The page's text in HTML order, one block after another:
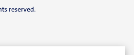
reserved.